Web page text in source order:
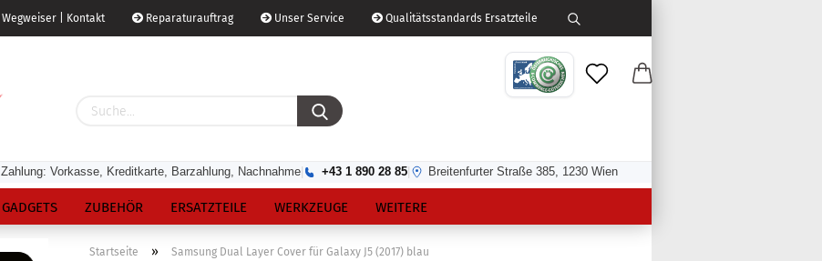
Wegweiser | Kontakt Reparaturauftrag Unser Service Qualitätsstandards Ersatzteile
Zahlung: Vorkasse, Kreditkarte, Barzahlung, Nachnahme +43 1 890 28 85 Breitenfurter Straße 385, 1230 Wien
GADGETS ZUBEHÖR ERSATZTEILE WERKZEUGE WEITERE
Startseite » Samsung Dual Layer Cover für Galaxy J5 (2017) blau